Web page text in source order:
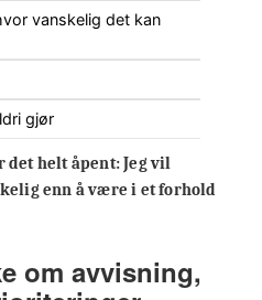
vanskelig det kan
gjør
det helt åpent:Jeg vil
enn å være i et forhold
om avvisning,